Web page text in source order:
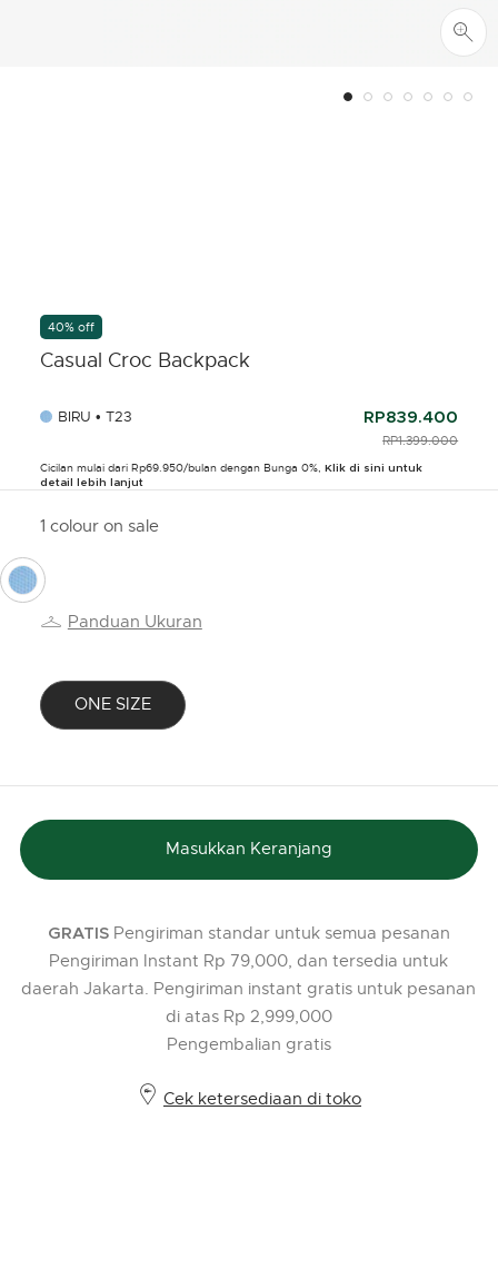
40% off
Casual Croc Backpack
BIRU • T23 RP839.400
PRICE REDUCED
RP1.399.000
Cicilan mulai dari Rp69.950/bulan dengan Bunga 0%, Klik di sini untuk
detail lebih lanjut
1 colour on sale
Panduan Ukuran
ONE SIZE
selected
Masukkan Keranjang
GRATISPengiriman standar untuk semua pesanan
Pengiriman Instant Rp 79,000, dan tersedia untuk
daerah Jakarta. Pengiriman instant gratis untuk pesanan
di atas Rp 2,999,000
Pengembalian gratis
Cek ketersediaan di toko